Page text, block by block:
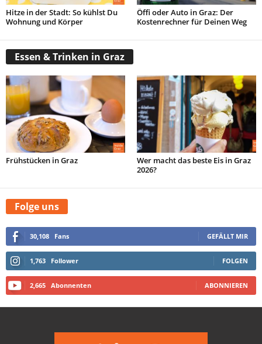
Hitze in der Stadt: So kühlst Du
Wohnung und Körper
Öffi oder Auto in Graz: Der
Kostenrechner für Deinen Weg
Essen & Trinken in Graz
Frühstücken in Graz
Wer macht das beste Eis in Graz
2026?
Folge uns
30,108 Fans GEFÄLLT MIR
1,763 Follower FOLGEN
2,665 Abonnenten ABONNIEREN